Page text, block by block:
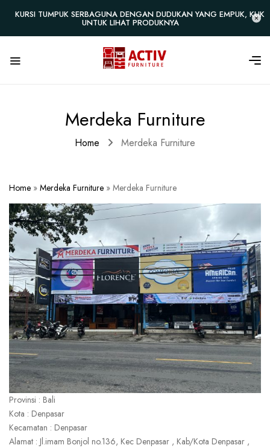
KURSI TUMPUK SERBAGUNA DENGAN DUDUKAN YANG EMPUK, KLIK
UNTUK LIHAT PRODUKNYA
Merdeka Furniture
Home Merdeka Furniture
Home » Merdeka Furniture » Merdeka Furniture
Provinsi : Bali
Kota : Denpasar
Kecamatan : Denpasar
Alamat : Jl.imam Bonjol no.136, Kec Denpasar , Kab/Kota Denpasar ,